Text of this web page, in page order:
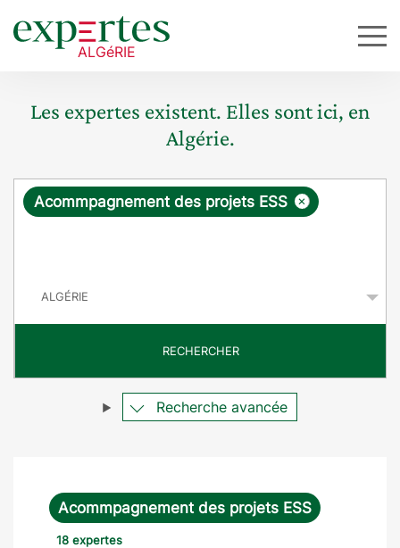
Les expertes existent. Elles sont ici, en
Algérie.
R
ê
e
×
Acommpagnement des projets ESS
RECHERCHER
Recherche avancée
Acommpagnement des projets ESS
18 expertes